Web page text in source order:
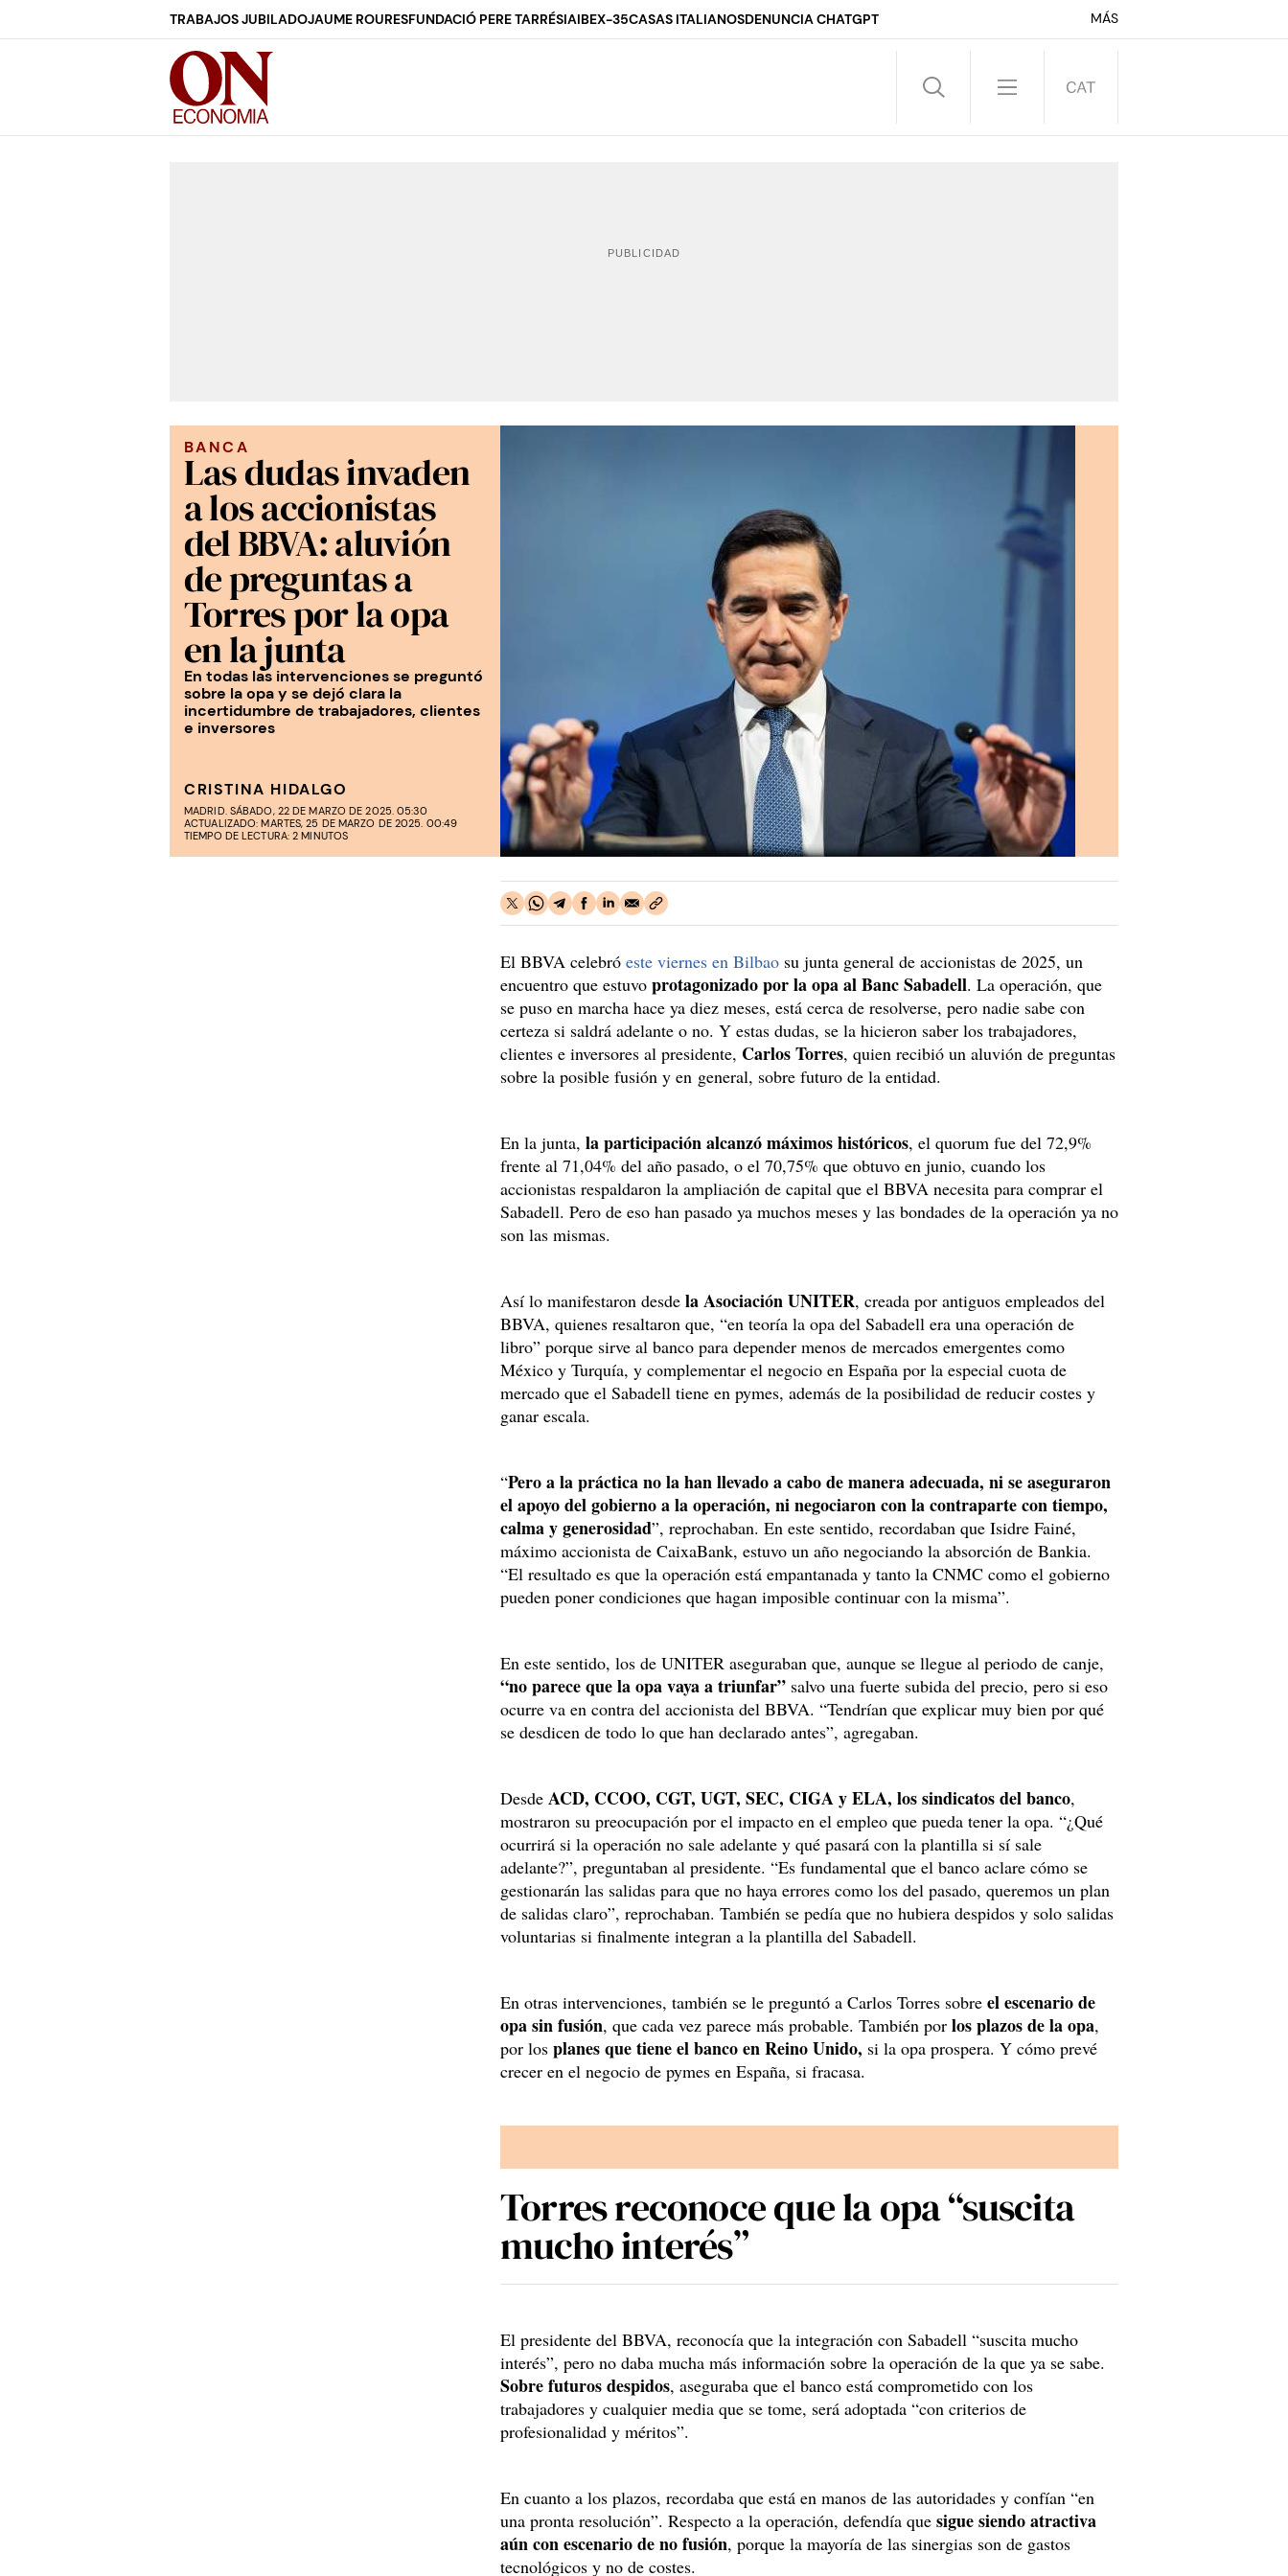
TRABAJOS JUBILADOJAUME ROURESFUNDACIÓ PERE TARRÉSIAIBEX-35CASAS ITALIANOSDENUNCIA CHATGPT MÁS
BANCA
Las dudas invaden
a los accionistas
del BBVA: aluvión
de preguntas a
Torres por la opa
en la junta
En todas las intervenciones se preguntó
sobre la opa y se dejó clara la
incertidumbre de trabajadores, clientes
e inversores
CRISTINA HIDALGO
MADRID. SÁBADO, 22 DE MARZO DE 2025. 05:30
ACTUALIZADO: MARTES, 25 DE MARZO DE 2025. 00:49
TIEMPO DE LECTURA: 2 MINUTOS
El BBVA celebró este viernes en Bilbao su junta general de accionistas de 2025, un
encuentro que estuvo protagonizado por la opa al Banc Sabadell. La operación, que
se puso en marcha hace ya diez meses, está cerca de resolverse, pero nadie sabe con
certeza si saldrá adelante o no. Y estas dudas, se la hicieron saber los trabajadores,
clientes e inversores al presidente, Carlos Torres, quien recibió un aluvión de preguntas
sobre la posible fusión y en general, sobre futuro de la entidad.
En la junta, la participación alcanzó máximos históricos, el quorum fue del 72,9%
frente al 71,04% del año pasado, o el 70,75% que obtuvo en junio, cuando los
accionistas respaldaron la ampliación de capital que el BBVA necesita para comprar el
Sabadell. Pero de eso han pasado ya muchos meses y las bondades de la operación ya no
son las mismas.
Así lo manifestaron desde la Asociación UNITER, creada por antiguos empleados del
BBVA, quienes resaltaron que, “en teoría la opa del Sabadell era una operación de
libro” porque sirve al banco para depender menos de mercados emergentes como
México y Turquía, y complementar el negocio en España por la especial cuota de
mercado que el Sabadell tiene en pymes, además de la posibilidad de reducir costes y
ganar escala.
“Pero a la práctica no la han llevado a cabo de manera adecuada, ni se aseguraron
el apoyo del gobierno a la operación, ni negociaron con la contraparte con tiempo,
calma y generosidad”, reprochaban. En este sentido, recordaban que Isidre Fainé,
máximo accionista de CaixaBank, estuvo un año negociando la absorción de Bankia.
“El resultado es que la operación está empantanada y tanto la CNMC como el gobierno
pueden poner condiciones que hagan imposible continuar con la misma”.
En este sentido, los de UNITER aseguraban que, aunque se llegue al periodo de canje,
“no parece que la opa vaya a triunfar” salvo una fuerte subida del precio, pero si eso
ocurre va en contra del accionista del BBVA. “Tendrían que explicar muy bien por qué
se desdicen de todo lo que han declarado antes”, agregaban.
Desde ACD, CCOO, CGT, UGT, SEC, CIGA y ELA, los sindicatos del banco,
mostraron su preocupación por el impacto en el empleo que pueda tener la opa. “¿Qué
ocurrirá si la operación no sale adelante y qué pasará con la plantilla si sí sale
adelante?”, preguntaban al presidente. “Es fundamental que el banco aclare cómo se
gestionarán las salidas para que no haya errores como los del pasado, queremos un plan
de salidas claro”, reprochaban. También se pedía que no hubiera despidos y solo salidas
voluntarias si finalmente integran a la plantilla del Sabadell.
En otras intervenciones, también se le preguntó a Carlos Torres sobre el escenario de
opa sin fusión, que cada vez parece más probable. También por los plazos de la opa,
por los planes que tiene el banco en Reino Unido, si la opa prospera. Y cómo prevé
crecer en el negocio de pymes en España, si fracasa.
Torres reconoce que la opa “suscita
mucho interés”
El presidente del BBVA, reconocía que la integración con Sabadell “suscita mucho
interés”, pero no daba mucha más información sobre la operación de la que ya se sabe.
Sobre futuros despidos, aseguraba que el banco está comprometido con los
trabajadores y cualquier media que se tome, será adoptada “con criterios de
profesionalidad y méritos”.
En cuanto a los plazos, recordaba que está en manos de las autoridades y confían “en
una pronta resolución”. Respecto a la operación, defendía que sigue siendo atractiva
aún con escenario de no fusión, porque la mayoría de las sinergias son de gastos
tecnológicos y no de costes.